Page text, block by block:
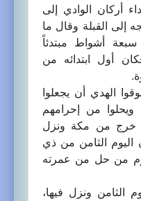
أركان الوادي إلى
إلى القبلة وقال ما
أشواط مبتدئاً
أول ابتدائه من
الهدي أن يجعلوا
من إحرامهم
خرج من مكة ونزل
اليوم الثامن من ذي
من حل من عمرته
ونزل فيها،